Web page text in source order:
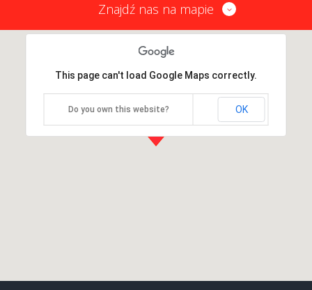
Znajdź nas na mapie
This page can't load Google Maps correctly.
Do you own this website? OK